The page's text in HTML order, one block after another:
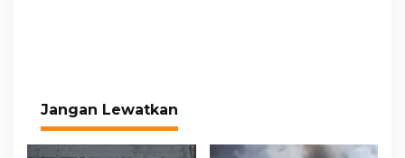
Jangan Lewatkan